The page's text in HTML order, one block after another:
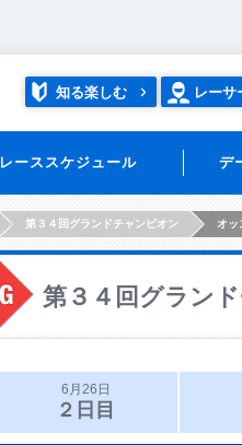
知る楽しむ レーサ
レーススケジュール デ
第３４回グランドチャンピオン オッ
第３４回グラン
6月26日
２日目